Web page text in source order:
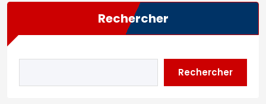
Rechercher
Rechercher